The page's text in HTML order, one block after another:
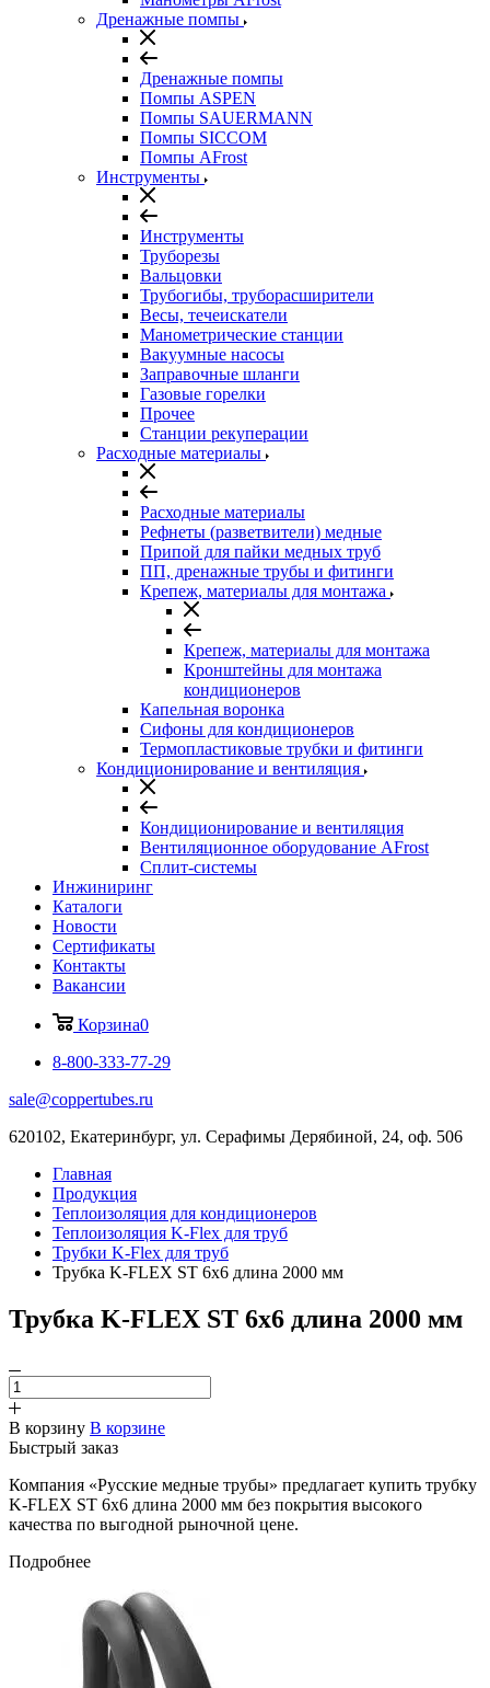
Дренажные помпы
Дренажные помпы
Помпы ASPEN
Помпы SAUERMANN
Помпы SICCOM
Помпы AFrost
Инструменты
Инструменты
Труборезы
Вальцовки
Трубогибы, труборасширители
Весы, течеискатели
Манометрические станции
Вакуумные насосы
Заправочные шланги
Газовые горелки
Прочее
Станции рекуперации
Расходные материалы
Расходные материалы
Рефнеты (разветвители) медные
Припой для пайки медных труб
ПП, дренажные трубы и фитинги
Крепеж, материалы для монтажа
Крепеж, материалы для монтажа
Кронштейны для монтажа
кондиционеров
Капельная воронка
Сифоны для кондиционеров
Термопластиковые трубки и фитинги
Кондиционирование и вентиляция
Кондиционирование и вентиляция
Вентиляционное оборудование AFrost
Сплит-системы
Инжиниринг
Каталоги
Новости
Сертификаты
Контакты
Вакансии
Корзина0
8-800-333-77-29
sale@coppertubes.ru
620102, Екатеринбург, ул. Серафимы Дерябиной, 24, оф. 506
Главная
Продукция
Теплоизоляция для кондиционеров
Теплоизоляция K-Flex для труб
Трубки K-Flex для труб
Трубка K-FLEX ST 6х6 длина 2000 мм
Трубка K-FLEX ST 6х6 длина 2000 мм
В корзину В корзине
Быстрый заказ
Компания «Русские медные трубы» предлагает купить трубку
K-FLEX ST 6х6 длина 2000 мм без покрытия высокого
качества по выгодной рыночной цене.
Подробнее